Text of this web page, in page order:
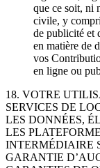
que ce soit, ni
civile, y
de publicité et
en matière de
vos
en ligne ou
18. VOTRE
SERVICES DE
LES DONNÉES,
LES
INTERMÉDIAIRE
GARANTIE